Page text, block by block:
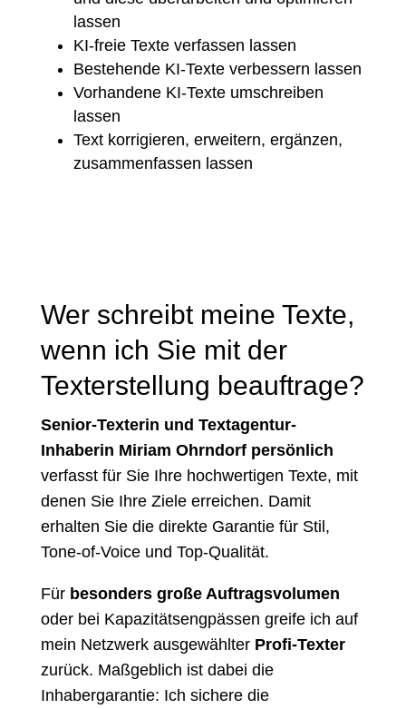
lassen
KI-freie Texte verfassen lassen
Bestehende KI-Texte verbessern lassen
Vorhandene KI-Texte umschreiben
lassen
Text korrigieren, erweitern, ergänzen,
zusammenfassen lassen
Wer schreibt meine Texte,
wenn ich Sie mit der
Texterstellung beauftrage?
Senior-Texterin und Textagentur-
Inhaberin Miriam Ohrndorf persönlich
verfasst für Sie Ihre hochwertigen Texte, mit
denen Sie Ihre Ziele erreichen. Damit
erhalten Sie die direkte Garantie für Stil,
Tone-of-Voice und Top-Qualität.
Für besonders große Auftragsvolumen
oder bei Kapazitätsengpässen greife ich auf
mein Netzwerk ausgewählter Profi-Texter
zurück. Maßgeblich ist dabei die
Inhabergarantie: Ich sichere die